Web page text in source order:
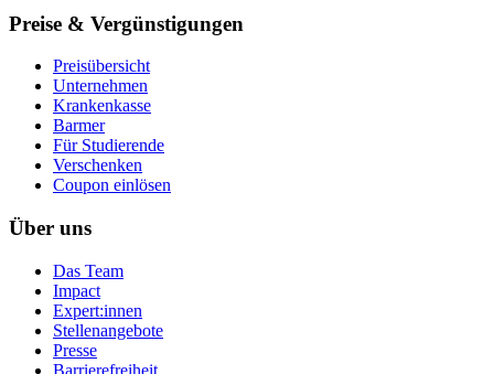
Preise & Vergünstigungen
Preisübersicht
Unternehmen
Krankenkasse
Barmer
Für Studierende
Ver­schen­ken
Coupon einlösen
Über uns
Das Team
Impact
Expert:innen
Stellenangebote
Presse
Barrierefreiheit